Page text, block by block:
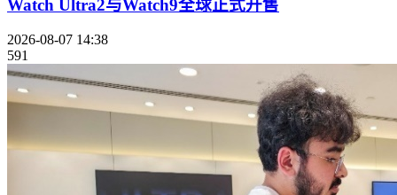
Watch Ultra2与Watch9全球正式开售
2026-08-07 14:38
591